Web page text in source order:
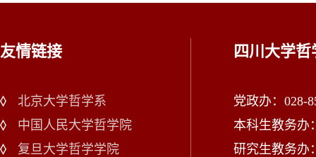
友情链接
北京大学哲学系
中国人民大学哲学院
复旦大学哲学学院
四川大学哲
党政办：028-
本科生教务办
研究生教务办